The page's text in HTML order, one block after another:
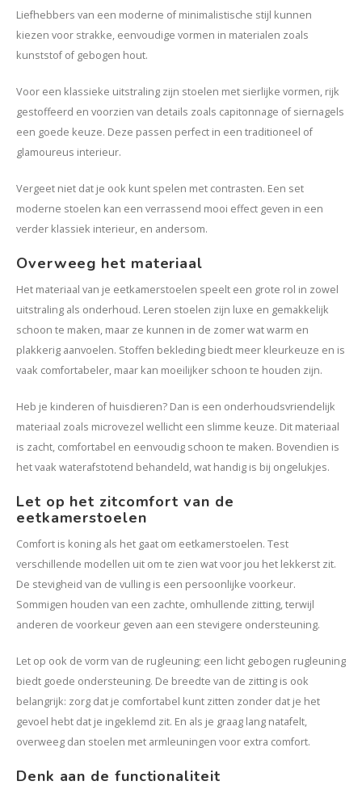
Liefhebbers van een moderne of minimalistische stijl kunnen
kiezen voor strakke, eenvoudige vormen in materialen zoals
kunststof of gebogen hout.
Voor een klassieke uitstraling zijn stoelen met sierlijke vormen, rijk
gestoffeerd en voorzien van details zoals capitonnage of siernagels
een goede keuze. Deze passen perfect in een traditioneel of
glamoureus interieur.
Vergeet niet dat je ook kunt spelen met contrasten. Een set
moderne stoelen kan een verrassend mooi effect geven in een
verder klassiek interieur, en andersom.
Overweeg het materiaal
Het materiaal van je eetkamerstoelen speelt een grote rol in zowel
uitstraling als onderhoud. Leren stoelen zijn luxe en gemakkelijk
schoon te maken, maar ze kunnen in de zomer wat warm en
plakkerig aanvoelen. Stoffen bekleding biedt meer kleurkeuze en is
vaak comfortabeler, maar kan moeilijker schoon te houden zijn.
Heb je kinderen of huisdieren? Dan is een onderhoudsvriendelijk
materiaal zoals microvezel wellicht een slimme keuze. Dit materiaal
is zacht, comfortabel en eenvoudig schoon te maken. Bovendien is
het vaak waterafstotend behandeld, wat handig is bij ongelukjes.
Let op het zitcomfort van de
eetkamerstoelen
Comfort is koning als het gaat om eetkamerstoelen. Test
verschillende modellen uit om te zien wat voor jou het lekkerst zit.
De stevigheid van de vulling is een persoonlijke voorkeur.
Sommigen houden van een zachte, omhullende zitting, terwijl
anderen de voorkeur geven aan een stevigere ondersteuning.
Let op ook de vorm van de rugleuning; een licht gebogen rugleuning
biedt goede ondersteuning. De breedte van de zitting is ook
belangrijk: zorg dat je comfortabel kunt zitten zonder dat je het
gevoel hebt dat je ingeklemd zit. En als je graag lang natafelt,
overweeg dan stoelen met armleuningen voor extra comfort.
Denk aan de functionaliteit